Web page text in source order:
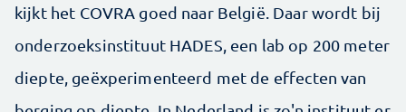
kijkt het COVRA goed naar België. Daar wordt bij
onderzoeksinstituut HADES, een lab op 200 meter
diepte, geëxperimenteerd met de effecten van